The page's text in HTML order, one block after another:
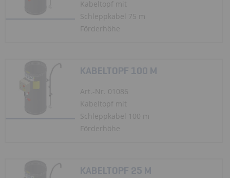
Kabeltopf mit
Schleppkabel 75 m
Förderhöhe
KABELTOPF 100 M
Art.-Nr. 01086
Kabeltopf mit
Schleppkabel 100 m
Förderhöhe
KABELTOPF 25 M